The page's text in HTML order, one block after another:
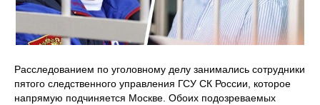
Расследованием по уголовному делу занимались сотрудники
пятого следственного управления ГСУ СК России, которое
напрямую подчиняется Москве. Обоих подозреваемых